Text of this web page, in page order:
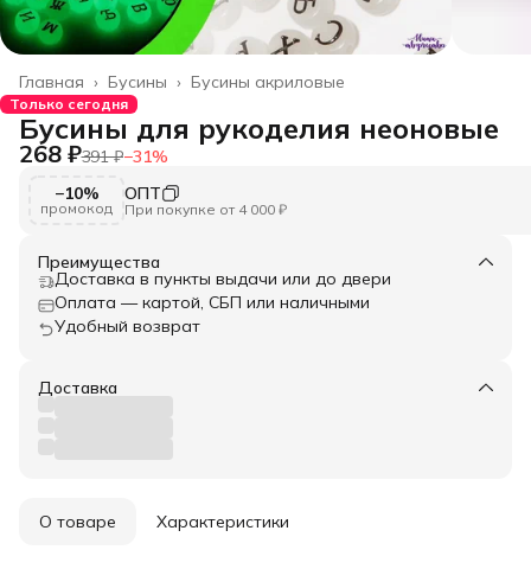
Бусины акриловые
Бусины ›
Главная ›
Только сегодня
Бусины для рукоделия неоновые
268 ₽391 ₽−31%
−10%
промокод
ОПТ
При покупке от 4 000 ₽
Преимущества
Доставка в пункты выдачи или до двери
Оплата — картой, СБП или наличными
Удобный возврат
Доставка
О товаре Характеристики